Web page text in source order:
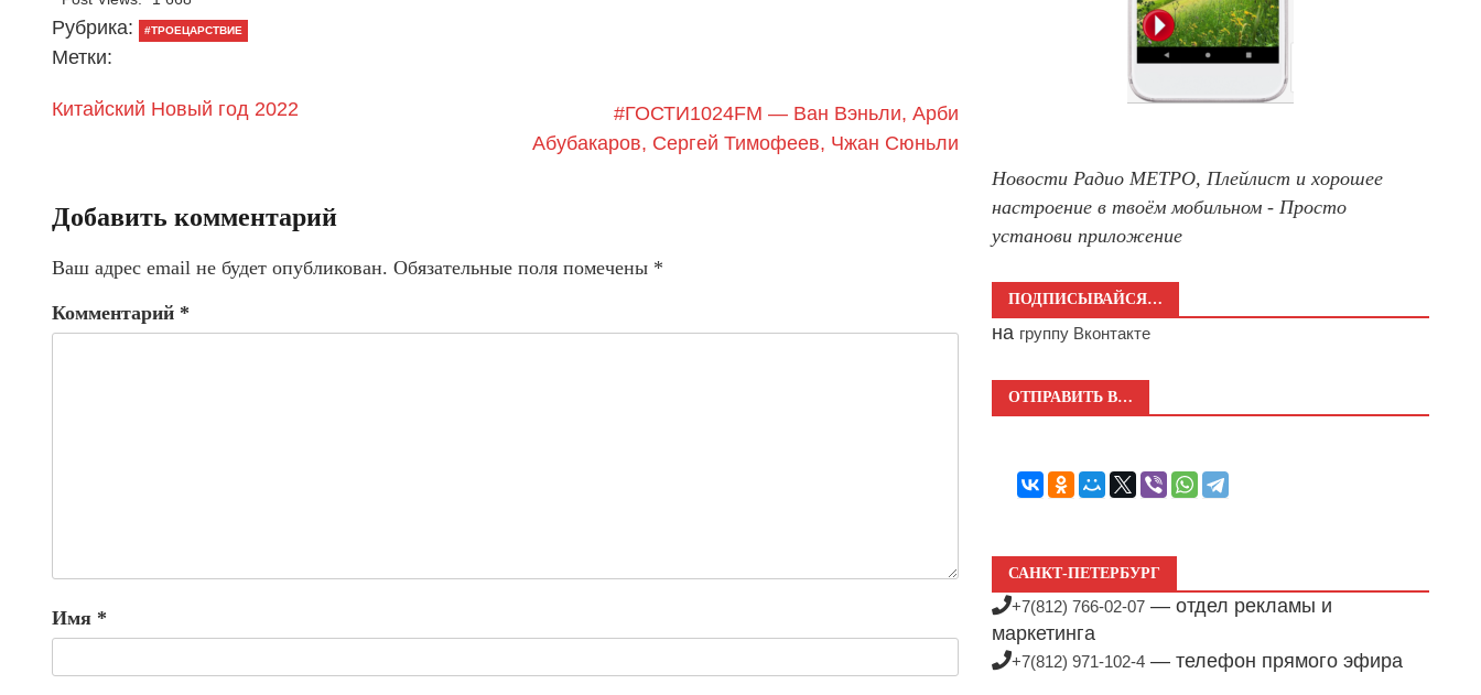
Рубрика: #ТРОЕЦАРСТВИЕ
Метки:
Китайский Новый год 2022
#ГОСТИ1024FM — Ван Вэньли, Арби
Абубакаров, Сергей Тимофеев, Чжан Сюньли
Добавить комментарий
Ваш адрес email не будет опубликован. Обязательные поля помечены *
Комментарий *
Имя *
Новости Радио МЕТРО, Плейлист и хорошее
настроение в твоём мобильном - Просто
установи приложение
ПОДПИСЫВАЙСЯ…
на группу Вконтакте
ОТПРАВИТЬ В…
САНКТ-ПЕТЕРБУРГ
+7(812) 766-02-07 — отдел рекламы и
маркетинга
+7(812) 971-102-4 — телефон прямого эфира